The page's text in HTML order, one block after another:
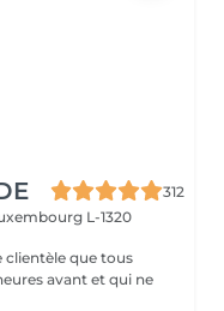
312
L-1320
clientèle que tous
avant et qui ne